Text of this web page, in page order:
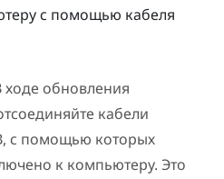
с помощью кабеля
ходе обновления
кабели
с помощью которых
к компьютеру. Это